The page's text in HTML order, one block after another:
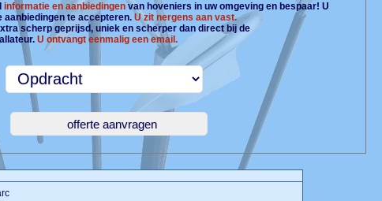
informatie en aanbiedingenvan hoveniers in uw omgeving en bespaar! U
aanbiedingen te accepteren. U zit nergens aan vast.
scherp geprijsd, uniek en scherper dan direct bij de
U ontvangt eenmalig een email.